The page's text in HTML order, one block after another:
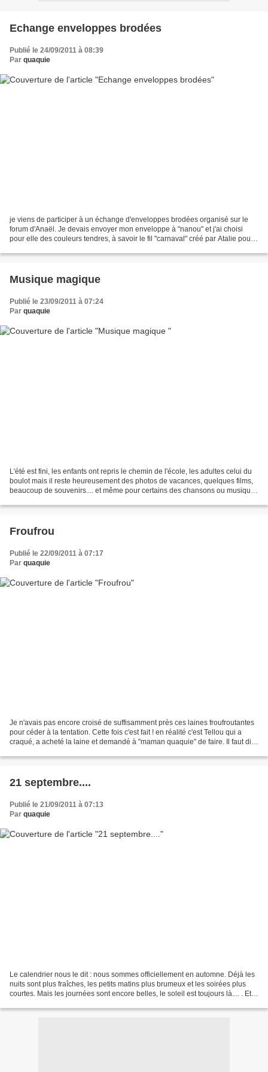
Echange enveloppes brodées
Publié le 24/09/2011 à 08:39
Par quaquie
je viens de participer à un échange d'enveloppes brodées organisé sur le
forum d'Anaël. Je devais envoyer mon enveloppe à "nanou" et j'ai choisi
pour elle des couleurs tendres, à savoir le fil "carnaval" créé par Atalie pour
Musique magique
Publié le 23/09/2011 à 07:24
Par quaquie
L'été est fini, les enfants ont repris le chemin de l'école, les adultes celui du
boulot mais il reste heureusement des photos de vacances, quelques films,
beaucoup de souvenirs.... et même pour certains des chansons ou musiques
Froufrou
Publié le 22/09/2011 à 07:17
Par quaquie
Je n'avais pas encore croisé de suffisamment près ces laines froufroutantes
pour céder à la tentation. Cette fois c'est fait ! en réalité c'est Tellou qui a
craqué, a acheté la laine et demandé à "maman quaquie" de faire. Il faut dire
21 septembre....
Publié le 21/09/2011 à 07:13
Par quaquie
Le calendrier nous le dit : nous sommes officiellement en automne. Déjà les
nuits sont plus fraîches, les petits matins plus brumeux et les soirées plus
courtes. Mais les journées sont encore belles, le soleil est toujours là.... . Et